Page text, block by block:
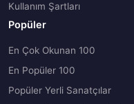
Kullanım Şartları
Popüler
En Çok Okunan 100
En Popüler 100
Popüler Yerli Sanatçılar